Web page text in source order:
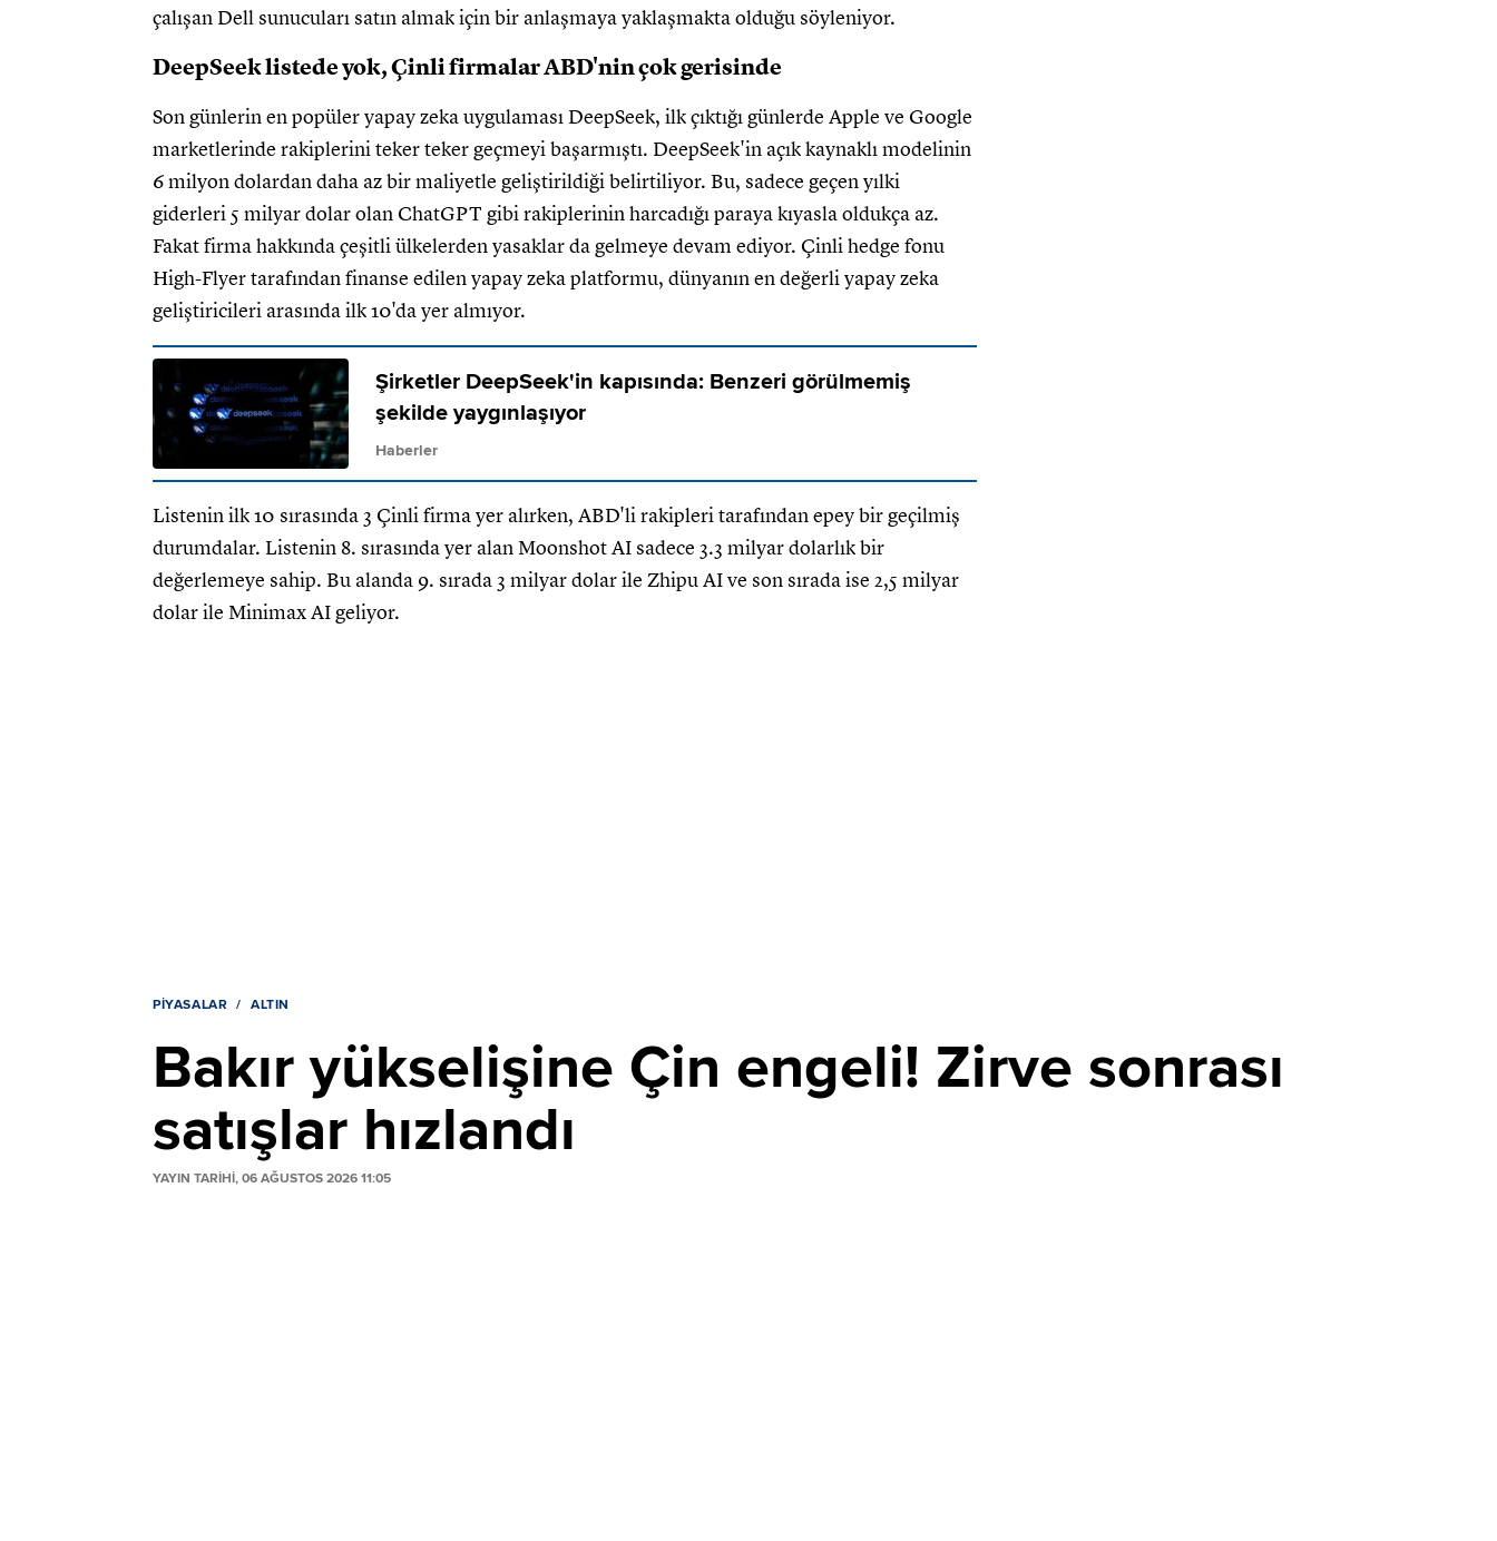
çalışan Dell sunucuları satın almak için bir anlaşmaya yaklaşmakta olduğu söyleniyor.
DeepSeek listede yok, Çinli firmalar ABD'nin çok gerisinde
Son günlerin en popüler yapay zeka uygulaması DeepSeek, ilk çıktığı günlerde Apple ve Google
marketlerinde rakiplerini teker teker geçmeyi başarmıştı. DeepSeek'in açık kaynaklı modelinin
6 milyon dolardan daha az bir maliyetle geliştirildiği belirtiliyor. Bu, sadece geçen yılki
giderleri 5 milyar dolar olan ChatGPT gibi rakiplerinin harcadığı paraya kıyasla oldukça az.
Fakat firma hakkında çeşitli ülkelerden yasaklar da gelmeye devam ediyor. Çinli hedge fonu
High-Flyer tarafından finanse edilen yapay zeka platformu, dünyanın en değerli yapay zeka
geliştiricileri arasında ilk 10'da yer almıyor.
Şirketler DeepSeek'in kapısında: Benzeri görülmemiş
şekilde yaygınlaşıyor
Haberler
Listenin ilk 10 sırasında 3 Çinli firma yer alırken, ABD'li rakipleri tarafından epey bir geçilmiş
durumdalar. Listenin 8. sırasında yer alan Moonshot AI sadece 3.3 milyar dolarlık bir
değerlemeye sahip. Bu alanda 9. sırada 3 milyar dolar ile Zhipu AI ve son sırada ise 2,5 milyar
dolar ile Minimax AI geliyor.
PIYASALAR ALTIN
Bakır yükselişine Çin engeli! Zirve sonrası
satışlar hızlandı
YAYIN TARİHİ, 06 AĞUSTOS 2026 11:05